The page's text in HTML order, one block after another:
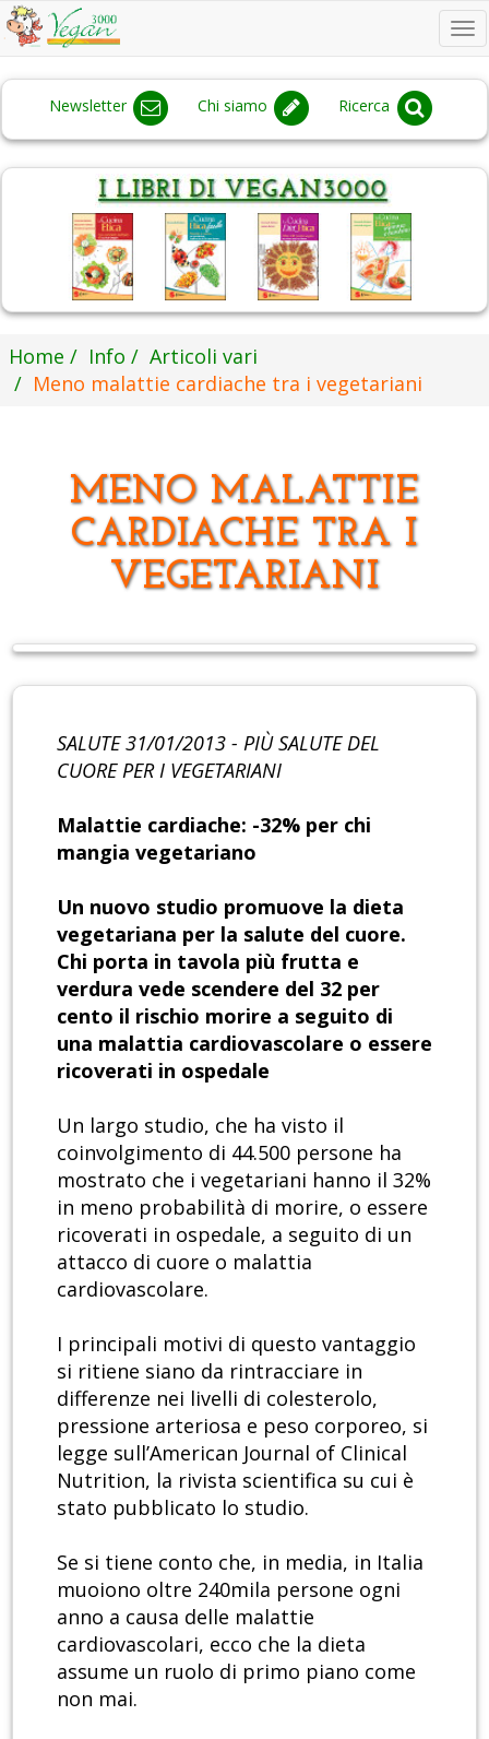
Newsletter Chi siamo Ricerca
Home Info
Articoli vari
Meno malattie cardiache tra i vegetariani
MENO MALATTIE
CARDIACHE TRA I
VEGETARIANI
SALUTE 31/01/2013 - PIÙ SALUTE DEL
CUORE PER I VEGETARIANI
Malattie cardiache: -32% per chi
mangia vegetariano
Un nuovo studio promuove la dieta
vegetariana per la salute del cuore.
Chi porta in tavola più frutta e
verdura vede scendere del 32 per
cento il rischio morire a seguito di
una malattia cardiovascolare o essere
ricoverati in ospedale
Un largo studio, che ha visto il
coinvolgimento di 44.500 persone ha
mostrato che i vegetariani hanno il 32%
in meno probabilità di morire, o essere
ricoverati in ospedale, a seguito di un
attacco di cuore o malattia
cardiovascolare.
I principali motivi di questo vantaggio
si ritiene siano da rintracciare in
differenze nei livelli di colesterolo,
pressione arteriosa e peso corporeo, si
legge sull’American Journal of Clinical
Nutrition, la rivista scientifica su cui è
stato pubblicato lo studio.
Se si tiene conto che, in media, in Italia
muoiono oltre 240mila persone ogni
anno a causa delle malattie
cardiovascolari, ecco che la dieta
assume un ruolo di primo piano come
non mai.